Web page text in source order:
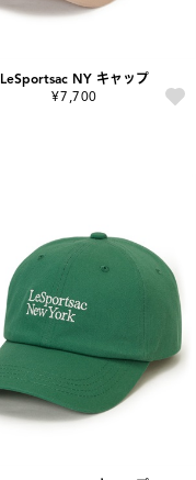
LeSportsac NY キャップ
¥7,700